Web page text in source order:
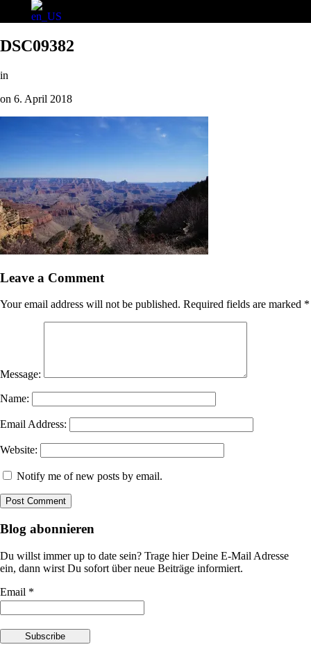
DSC09382
in
on 6. April 2018
Leave a Comment
Your email address will not be published. Required fields are marked *
Message:
Name:
Email Address:
Website:
Notify me of new posts by email.
Blog abonnieren
Du willst immer up to date sein? Trage hier Deine E-Mail Adresse
ein, dann wirst Du sofort über neue Beiträge informiert.
Email *